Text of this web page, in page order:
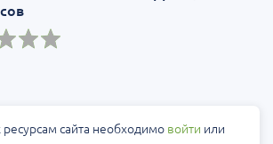
ресурсам сайта необходимо войти или